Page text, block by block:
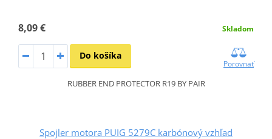
8,09 € Skladom
Do košíka
Porovnať
RUBBER END PROTECTOR R19 BY PAIR
Spojler motora PUIG 5279C karbónový vzhľad